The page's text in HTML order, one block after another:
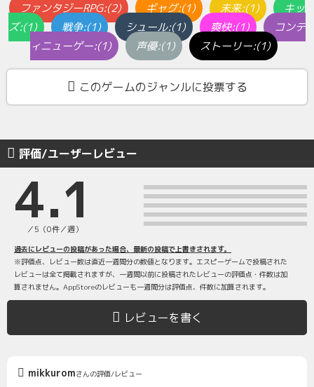
ファンタジーRPG:(2) ギャグ:(1) 未来:(1)
キッ
ズ:(1)
戦争:(1) シュール:(1) 爽快:(1)
コンテ
ィニューゲー:(1)
声優:(1) ストーリー:(1)
このゲームのジャンルに投票する
評価/ユーザーレビュー
4.1
／5（0件／週）
過去にレビューの投稿があった場合、最新の投稿で上書きされます。
※評価点、レビュー数は直近一週間分の数値となります。エスピーゲームで投稿された
レビューは全て掲載されますが、一週間以前に投稿されたレビューの評価点・件数は加
算されません。AppStoreのレビューも一週間分は評価点、件数に加算されます。
レビューを書く
mikkuromさんの評価/レビュー